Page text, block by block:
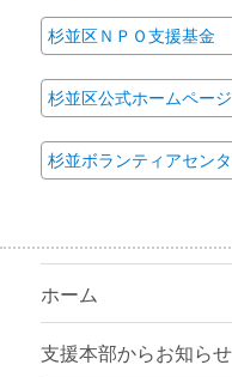
杉並区ＮＰＯ支援基金
杉並区公式ホームページ
杉並ボランティアセン
ホーム
支援本部からお知らせ